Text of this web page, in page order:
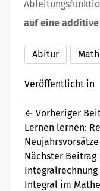
auf eine
Abitur
Veröffentlicht in
← Vorheriger
Lernen lernen:
Neujahrsvorsätze
Nächster Beitrag
Integral im